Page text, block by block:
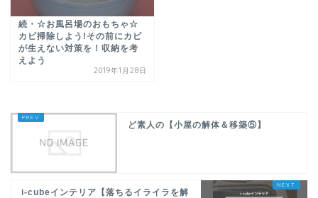
続・☆お風呂場のおもちゃ☆
カビ掃除しよう!その前にカビ
が生えない対策を！収納を考
えよう
2019年1月28日
ど素人の【小屋の解体＆移築⑤】
i-cubeインテリア【落ちるイライラを解